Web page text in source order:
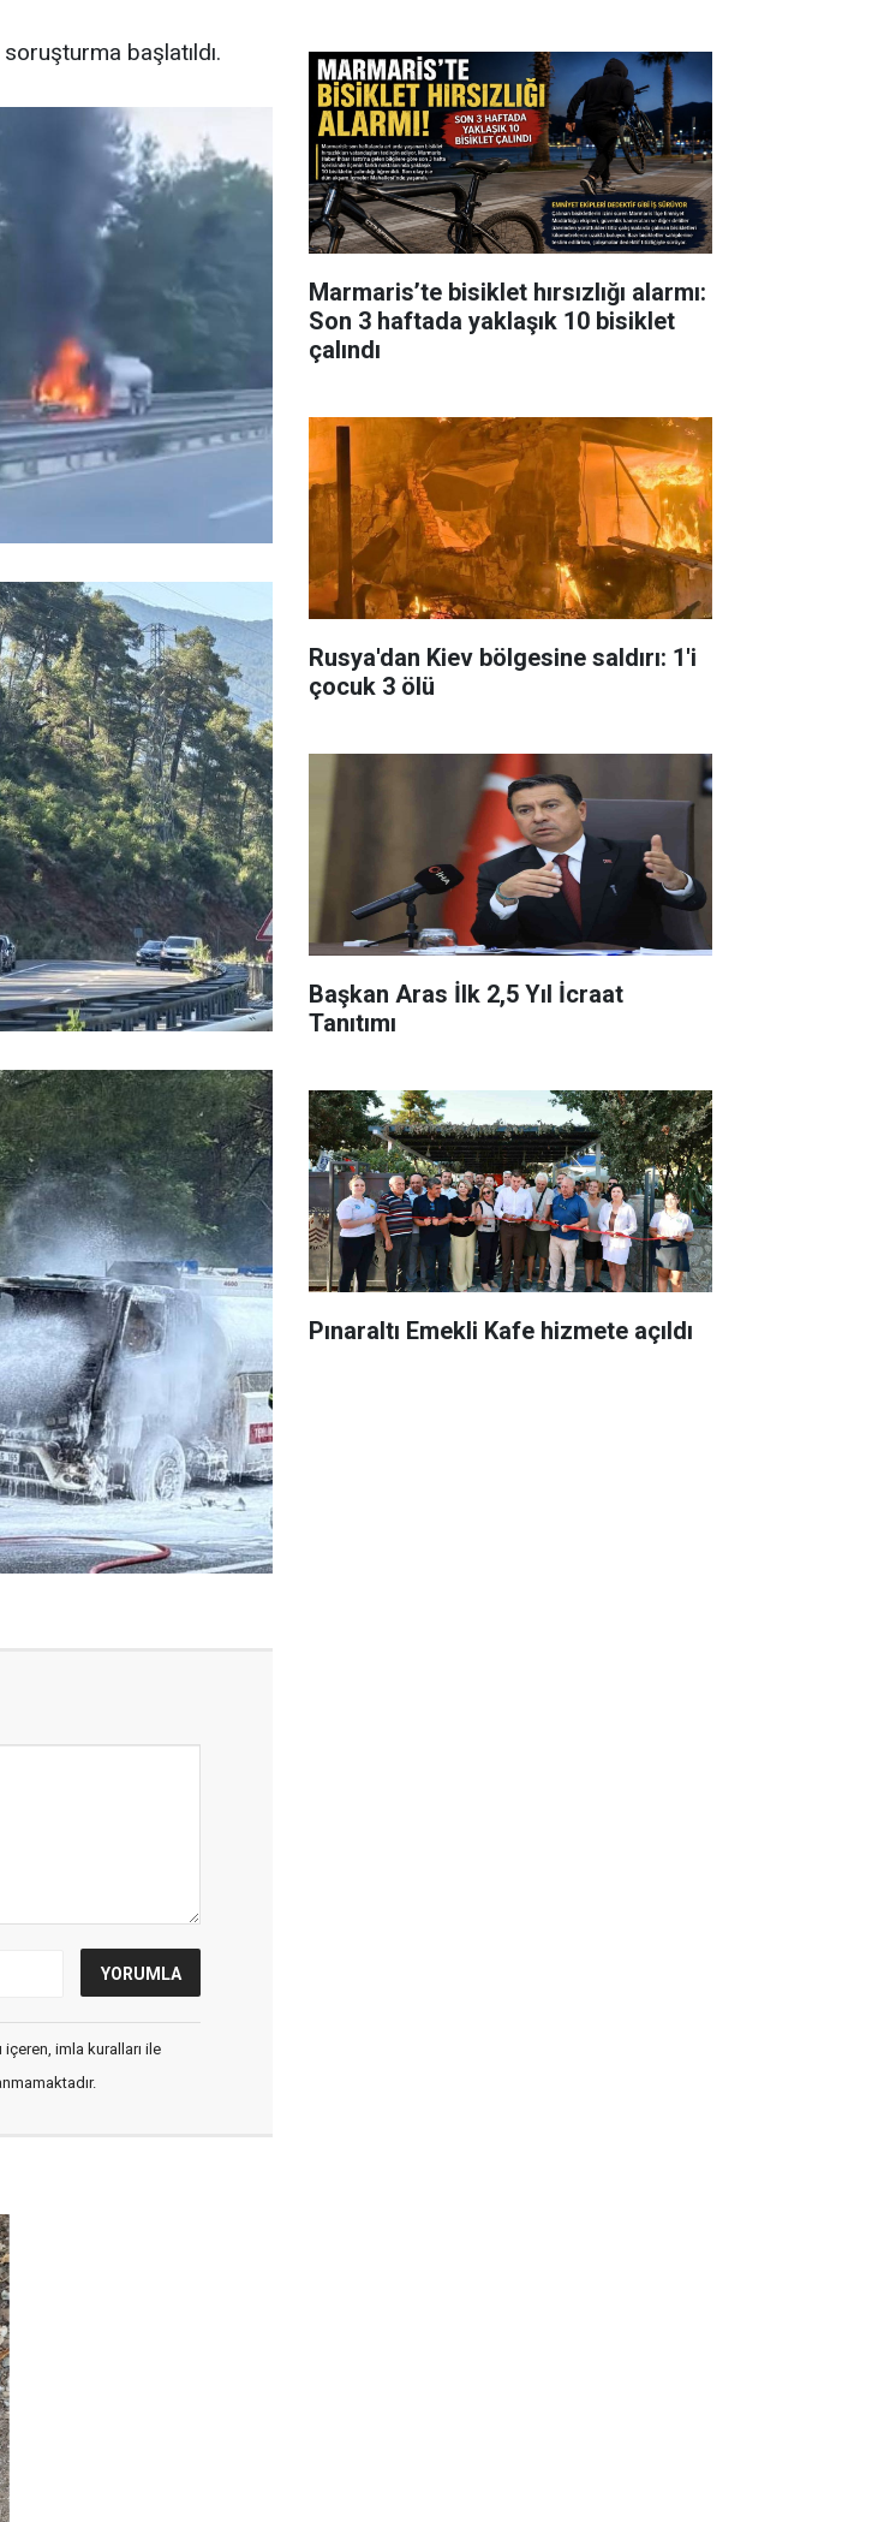
soruşturma başlatıldı.
imla kuralları ile
Marmaris’te bisiklet hırsızlığı alarmı:
Son 3 haftada yaklaşık 10 bisiklet
çalındı
Rusya'dan Kiev bölgesine saldırı: 1'i
çocuk 3 ölü
Başkan Aras İlk 2,5 Yıl İcraat
Tanıtımı
Pınaraltı Emekli Kafe hizmete açıldı